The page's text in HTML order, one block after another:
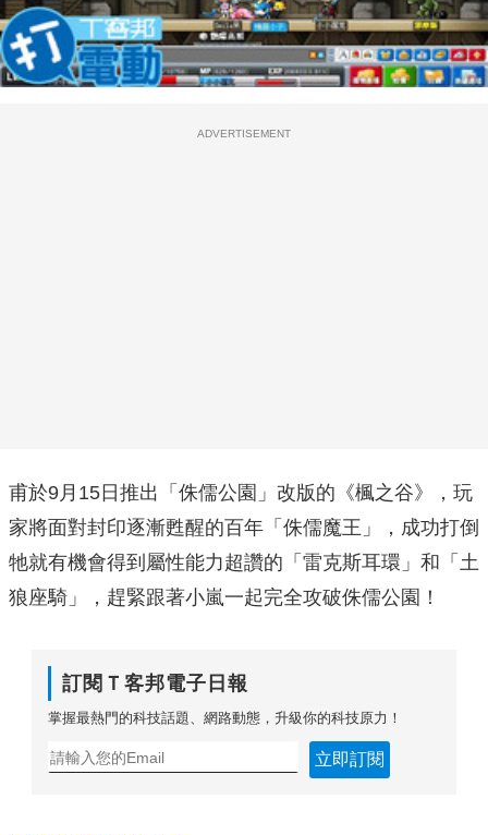
ADVERTISEMENT
甫於9月15日推出「侏儒公園」改版的《楓之谷》，玩
家將面對封印逐漸甦醒的百年「侏儒魔王」，成功打倒
牠就有機會得到屬性能力超讚的「雷克斯耳環」和「土
狼座騎」，趕緊跟著小嵐一起完全攻破侏儒公園！
訂閱Ｔ客邦電子日報
掌握最熱門的科技話題、網路動態，升級你的科技原力！
立即訂閱